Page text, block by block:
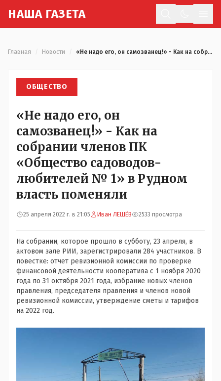
НАША ГАЗЕТА
Главная Новости «Не надо его, он самозванец!» - Как на собрании членов ПК «Общество садоводов-любителей № 1» в Рудном власть поменяли
ОБЩЕСТВО
«Не надо его, он
самозванец!» - Как на
собрании членов ПК
«Общество садоводов-
любителей № 1» в Рудном
власть поменяли
25 апреля 2022 г. в 21:05 Иван ЛЕЩЁВ 2533 просмотра
На собрании, которое прошло в субботу, 23 апреля, в
актовом зале РИИ, зарегистрировали 284 участников. В
повестке: отчет ревизионной комиссии по проверке
финансовой деятельности кооператива с 1 ноября 2020
года по 31 октября 2021 года, избрание новых членов
правления, председателя правления и членов новой
ревизионной комиссии, утверждение сметы и тарифов
на 2022 год.